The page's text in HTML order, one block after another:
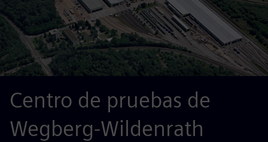
Centro de pruebas de
Wegberg-Wildenrath